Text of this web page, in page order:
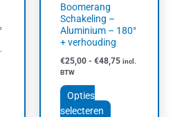
Boomerang
Schakeling –
Aluminium – 180°
+ verhouding
€25,00 - €48,75 incl.
BTW
Opties
selecteren
op
de